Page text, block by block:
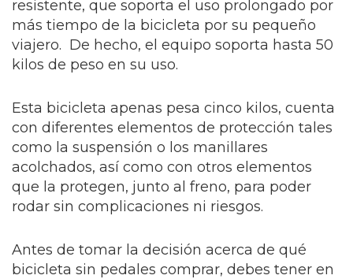
resistente, que soporta el uso prolongado por
más tiempo de la bicicleta por su pequeño
viajero. De hecho, el equipo soporta hasta 50
kilos de peso en su uso.
Esta bicicleta apenas pesa cinco kilos, cuenta
con diferentes elementos de protección tales
como la suspensión o los manillares
acolchados, así como con otros elementos
que la protegen, junto al freno, para poder
rodar sin complicaciones ni riesgos.
Antes de tomar la decisión acerca de qué
bicicleta sin pedales comprar, debes tener en